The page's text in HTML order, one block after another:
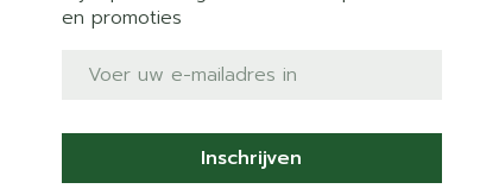
en promoties
E-mail adres
Inschrijven